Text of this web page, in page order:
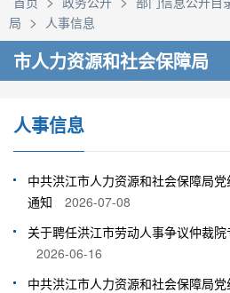
局 > 人事信息
市人力资源和社会保障局
人事信息
中共洪江市人力资源和社会保障局
通知
2026-07-08
关于聘任洪江市劳动人事争议仲裁
2026-06-16
中共洪江市人力资源和社会保障局